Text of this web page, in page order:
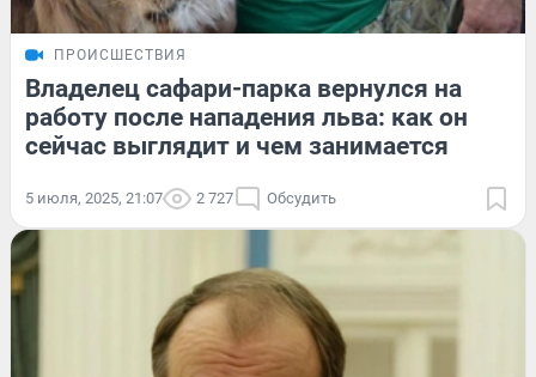
ПРОИСШЕСТВИЯ
Владелец сафари-парка вернулся на
работу после нападения льва: как он
сейчас выглядит и чем занимается
5 июля, 2025, 21:07 2 727 Обсудить